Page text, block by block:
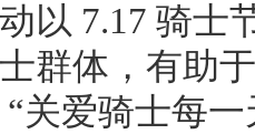
以 7.17 骑士
群体，有助
关爱骑士每